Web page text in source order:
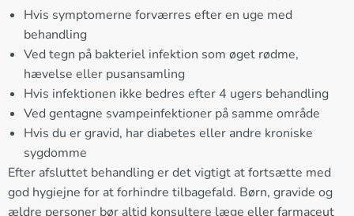
Hvis symptomerne forværres efter en uge med
behandling
Ved tegn på bakteriel infektion som øget rødme,
hævelse eller pusansamling
Hvis infektionen ikke bedres efter 4 ugers behandling
Ved gentagne svampeinfektioner på samme område
Hvis du er gravid, har diabetes eller andre kroniske
sygdomme
Efter afsluttet behandling er det vigtigt at fortsætte med
god hygiejne for at forhindre tilbagefald. Børn, gravide og
ældre personer bør altid konsultere læge eller farmaceut